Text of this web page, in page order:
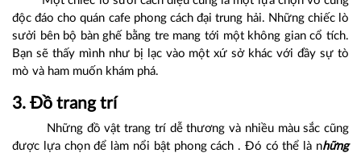
độc đáo cho quán cafe phong cách đại trung hải. Những chiếc lò
sưởi bên bộ bàn ghế bằng tre mang tới một không gian cổ tích.
Bạn sẽ thấy mình như bị lạc vào một xứ sở khác với đầy sự tò
mò và ham muốn khám phá.
3. Đồ trang trí
Những đồ vật trang trí dễ thương và nhiều màu sắc cũng
được lựa chọn để làm nổi bật phong cách . Đó có thể là những